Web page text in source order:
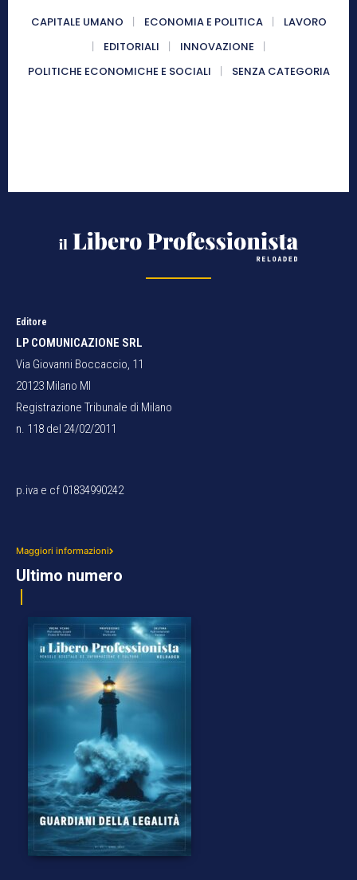
CAPITALE UMANO ECONOMIA E POLITICA
LAVORO
EDITORIALI
INNOVAZIONE
POLITICHE ECONOMICHE E SOCIALI
SENZA CATEGORIA
Editore
LP COMUNICAZIONE SRL
Via Giovanni Boccaccio, 11
20123 Milano MI
Registrazione Tribunale di Milano
n. 118 del 24/02/2011
p.iva e cf 01834990242
Maggiori informazioni
Ultimo numero